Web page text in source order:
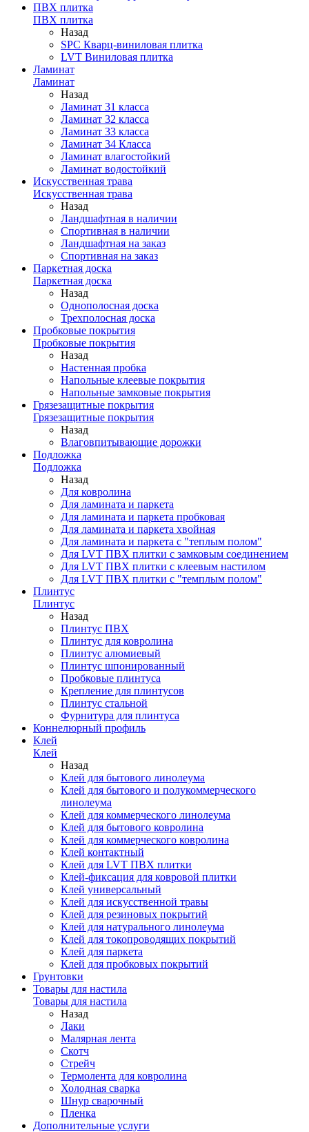
ПВХ плитка
ПВХ плитка
Назад
SPC Кварц-виниловая плитка
LVT Виниловая плитка
Ламинат
Ламинат
Назад
Ламинат 31 класса
Ламинат 32 класса
Ламинат 33 класса
Ламинат 34 Класса
Ламинат влагостойкий
Ламинат водостойкий
Искусственная трава
Искусственная трава
Назад
Ландшафтная в наличии
Спортивная в наличии
Ландшафтная на заказ
Спортивная на заказ
Паркетная доска
Паркетная доска
Назад
Однополосная доска
Трехполосная доска
Пробковые покрытия
Пробковые покрытия
Назад
Настенная пробка
Напольные клеевые покрытия
Напольные замковые покрытия
Грязезащитные покрытия
Грязезащитные покрытия
Назад
Влаговпитывающие дорожки
Подложка
Подложка
Назад
Для ковролина
Для ламината и паркета
Для ламината и паркета пробковая
Для ламината и паркета хвойная
Для ламината и паркета с "теплым полом"
Для LVT ПВХ плитки с замковым соединением
Для LVT ПВХ плитки с клеевым настилом
Для LVT ПВХ плитки с "темплым полом"
Плинтус
Плинтус
Назад
Плинтус ПВХ
Плинтус для ковролина
Плинтус алюмиевый
Плинтус шпонированный
Пробковые плинтуса
Крепление для плинтусов
Плинтус стальной
Фурнитура для плинтуса
Коннелюрный профиль
Клей
Клей
Назад
Клей для бытового линолеума
Клей для бытового и полукоммерческого
линолеума
Клей для коммерческого линолеума
Клей для бытового ковролина
Клей для коммерческого ковролина
Клей контактный
Клей для LVT ПВХ плитки
Клей-фиксация для ковровой плитки
Клей универсальный
Клей для искусственной травы
Клей для резиновых покрытий
Клей для натурального линолеума
Клей для токопроводящих покрытий
Клей для паркета
Клей для пробковых покрытий
Грунтовки
Товары для настила
Товары для настила
Назад
Лаки
Малярная лента
Скотч
Стрейч
Термолента для ковролина
Холодная сварка
Шнур сварочный
Пленка
Дополнительные услуги